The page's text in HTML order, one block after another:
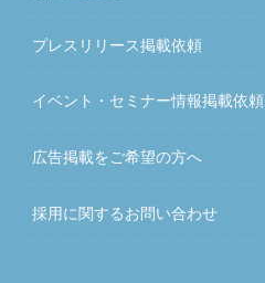
プレスリリース掲載依頼
イベント・セミナー情報掲載依頼
広告掲載をご希望の方へ
採用に関するお問い合わせ